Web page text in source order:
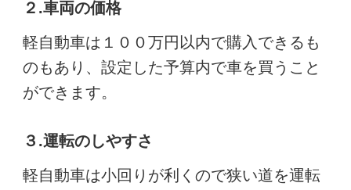
２.車両の価格
軽自動車は１００万円以内で購入できるも
のもあり、設定した予算内で車を買うこと
ができます。
３.運転のしやすさ
軽自動車は小回りが利くので狭い道を運転